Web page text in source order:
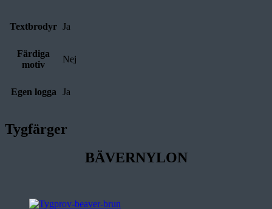
Textbrodyr Ja
Färdiga
motiv
Nej
Egen logga Ja
Tygfärger
BÄVERNYLON